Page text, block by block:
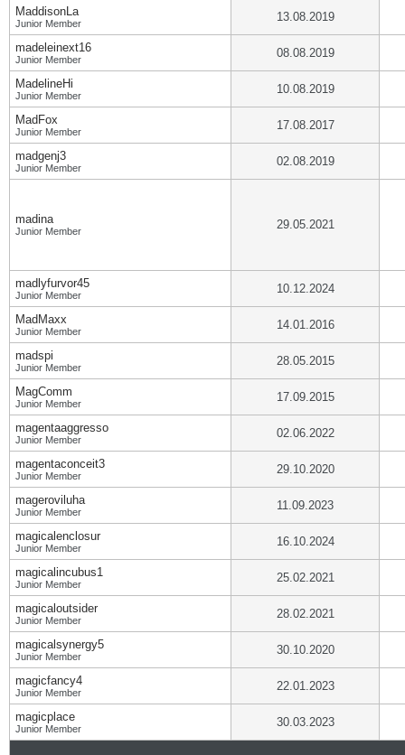
MaddisonLa
Junior Member 13.08.2019
madeleinext16
Junior Member 08.08.2019
MadelineHi
Junior Member 10.08.2019
MadFox
Junior Member 17.08.2017
madgenj3
Junior Member 02.08.2019
madina
Junior Member 29.05.2021
madlyfurvor45
Junior Member 10.12.2024
MadMaxx
Junior Member 14.01.2016
madspi
Junior Member 28.05.2015
MagComm
Junior Member 17.09.2015
magentaaggresso
Junior Member 02.06.2022
magentaconceit3
Junior Member 29.10.2020
mageroviluha
Junior Member 11.09.2023
magicalenclosur
Junior Member 16.10.2024
magicalincubus1
Junior Member 25.02.2021
magicaloutsider
Junior Member 28.02.2021
magicalsynergy5
Junior Member 30.10.2020
magicfancy4
Junior Member 22.01.2023
magicplace
Junior Member 30.03.2023